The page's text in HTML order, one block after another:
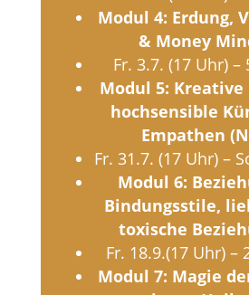
Modul 4: Erdung,
& Money
Fr. 3.7. (17 Uhr) –
Modul 5: Kreative
hochsensible
Empathen
Fr. 31.7. (17 Uhr) –
Modul 6:
Bindungsstile,
toxische
Fr. 18.9.(17 Uhr) –
Modul 7: Magie